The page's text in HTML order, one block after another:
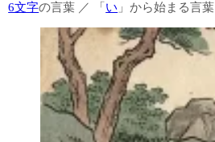
6文字の言葉 ／ 「 い 」から始まる言葉